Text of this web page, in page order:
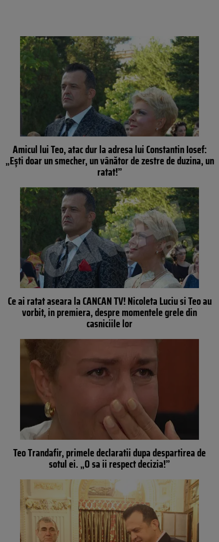
Amicul lui Teo, atac dur la adresa lui Constantin Iosef:
„Eşti doar un smecher, un vânător de zestre de duzina, un
ratat!”
Ce ai ratat aseara la CANCAN TV! Nicoleta Luciu si Teo au
vorbit, in premiera, despre momentele grele din
casniciile lor
Teo Trandafir, primele declaratii dupa despartirea de
sotul ei. „O sa ii respect decizia!”